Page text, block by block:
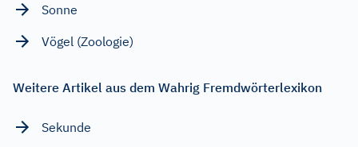
Sonne
Vögel (Zoologie)
Weitere Artikel aus dem Wahrig Fremdwörterlexikon
Sekunde